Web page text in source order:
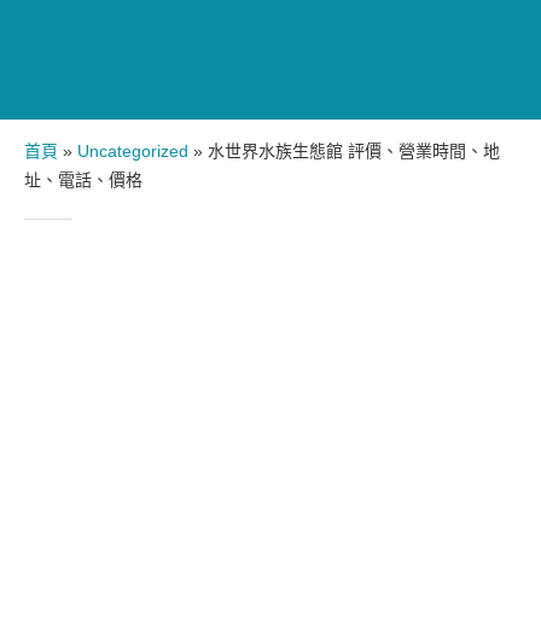
首頁 » Uncategorized » 水世界水族生態館 評價、營業時間、地
址、電話、價格